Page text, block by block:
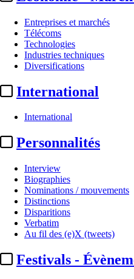
Entreprises et marchés
Télécoms
Technologies
Industries techniques
Diversifications
International
International
Personnalités
Interview
Biographies
Nominations / mouvements
Distinctions
Disparitions
Verbatim
Au fil des (e)X (tweets)
Festivals -